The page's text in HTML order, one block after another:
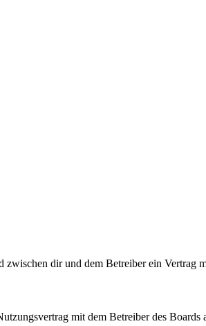
dir und dem Betreiber ein Vertrag
mit dem Betreiber des Boards